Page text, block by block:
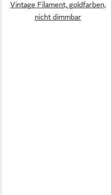
Vintage Filament, goldfarben,
nicht dimmbar